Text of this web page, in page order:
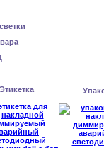
Этикетка